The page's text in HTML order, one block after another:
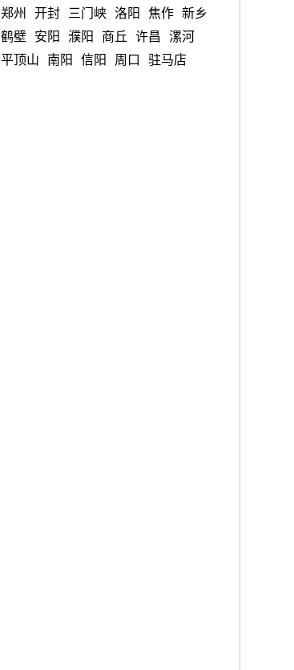
郑州 开封 三门峡 洛阳 焦作 新乡
鹤壁
安阳 濮阳 商丘 许昌
漯河
平顶山
南阳 信阳 周口 驻马店